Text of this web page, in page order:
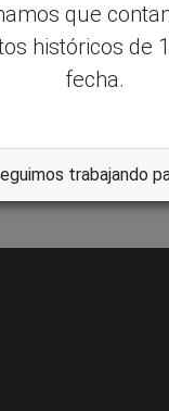
que
históricos de
fecha.
trabajando